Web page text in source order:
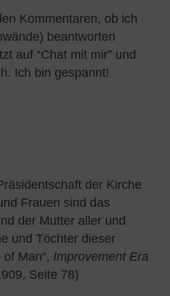
Kommentaren, ob ich
beantworten
auf “Chat mit mir” und
Ich bin gespannt!
der Kirche
Frauen sind das
der Mutter aller und
und Töchter dieser
Man“, Improvement Era
Seite 78)